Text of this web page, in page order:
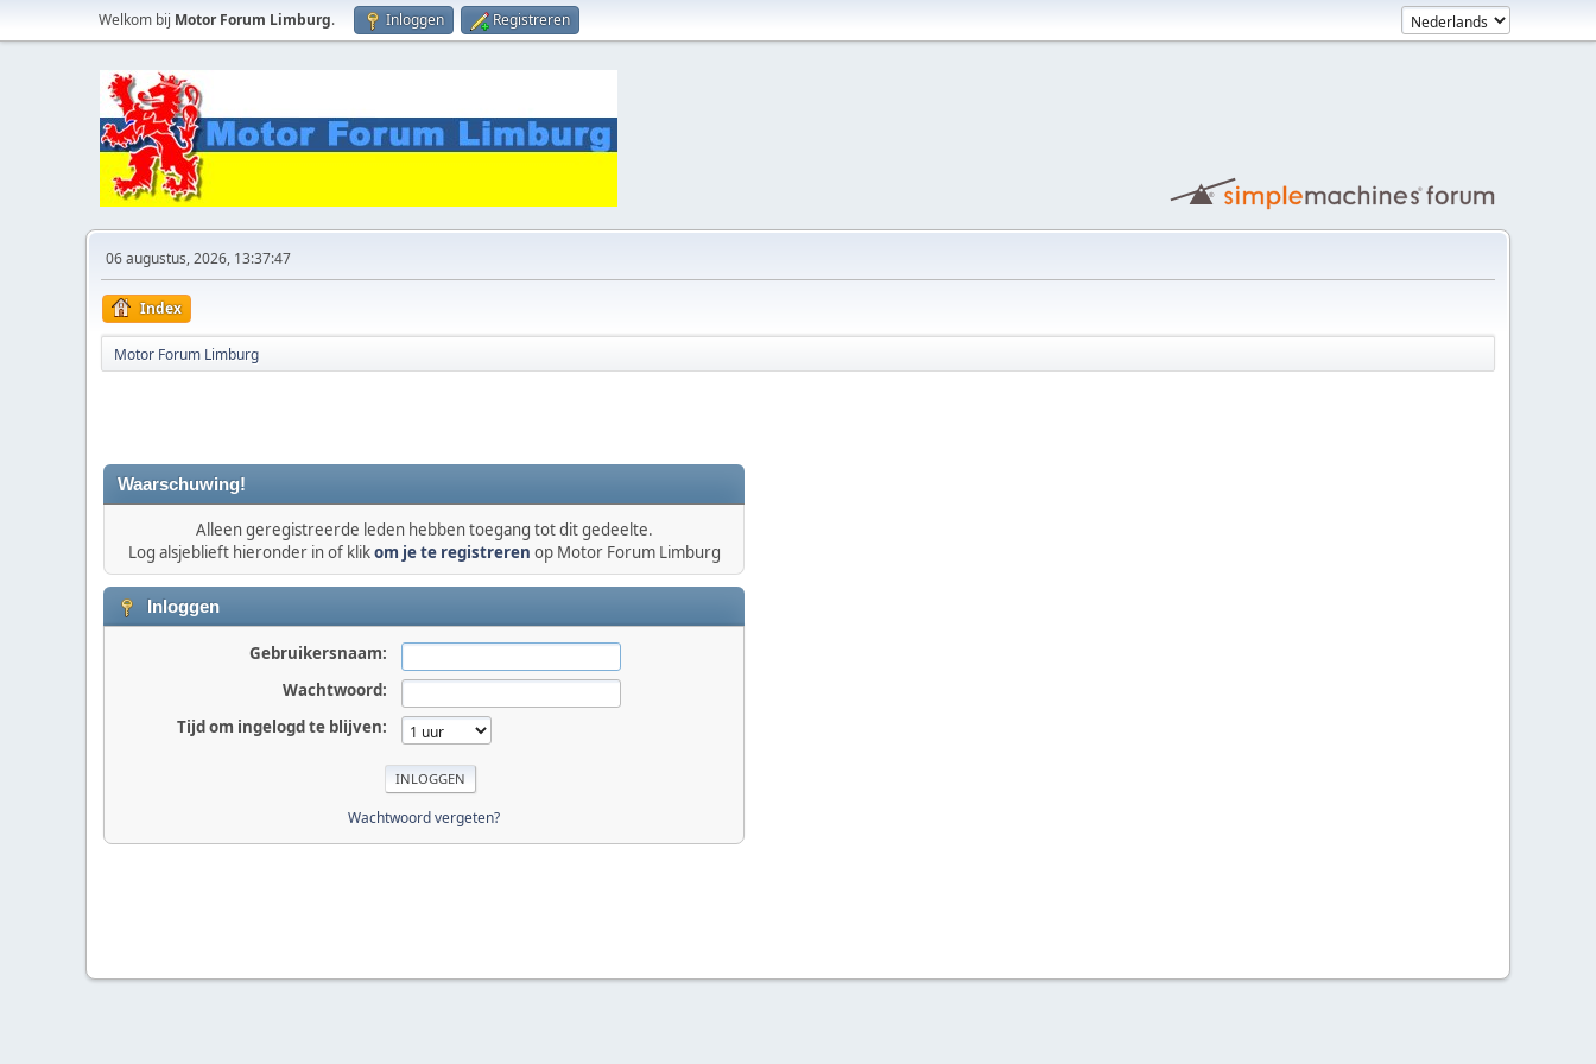
Welkom bij Motor Forum Limburg. Inloggen Registreren
06 augustus, 2026, 13:37:47
Index
Motor Forum Limburg
Waarschuwing!
Alleen geregistreerde leden hebben toegang tot dit gedeelte.
Log alsjeblieft hieronder in of klikom je te registreren op Motor Forum Limburg
Inloggen
Gebruikersnaam:
Wachtwoord:
Tijd om ingelogd te blijven:
Wachtwoord vergeten?